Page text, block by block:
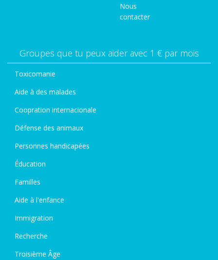
Nous
contacter
Groupes que tu peux aider avec 1 € par mois
Toxicomanie
Aide à des malades
Coopration internacionale
Défense des animaux
Personnes handicapées
Éducation
Familles
Aide à l'enfance
Immigration
Recherche
Troisième Âge